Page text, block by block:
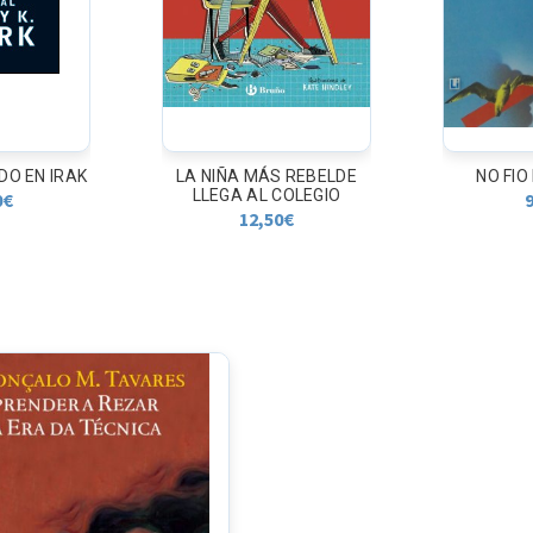
NO FIO DO TEMPO
9,80€
EL ARTE